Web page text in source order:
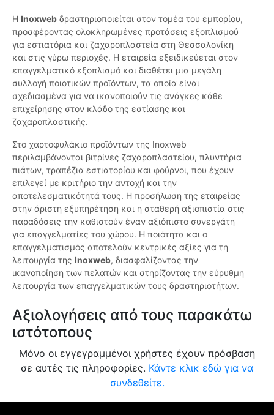
Η Inoxweb δραστηριοποιείται στον τομέα του εμπορίου,
προσφέροντας ολοκληρωμένες προτάσεις εξοπλισμού
για εστιατόρια και ζαχαροπλαστεία στη Θεσσαλονίκη
και στις γύρω περιοχές. Η εταιρεία εξειδικεύεται στον
επαγγελματικό εξοπλισμό και διαθέτει μια μεγάλη
συλλογή ποιοτικών προϊόντων, τα οποία είναι
σχεδιασμένα για να ικανοποιούν τις ανάγκες κάθε
επιχείρησης στον κλάδο της εστίασης και
ζαχαροπλαστικής.
Στο χαρτοφυλάκιο προϊόντων της Inoxweb
περιλαμβάνονται βιτρίνες ζαχαροπλαστείου, πλυντήρια
πιάτων, τραπέζια εστιατορίου και φούρνοι, που έχουν
επιλεγεί με κριτήριο την αντοχή και την
αποτελεσματικότητά τους. Η προσήλωση της εταιρείας
στην άριστη εξυπηρέτηση και η σταθερή αξιοπιστία στις
παραδόσεις την καθιστούν έναν αξιόπιστο συνεργάτη
για επαγγελματίες του χώρου. Η ποιότητα και ο
επαγγελματισμός αποτελούν κεντρικές αξίες για τη
λειτουργία της Inoxweb, διασφαλίζοντας την
ικανοποίηση των πελατών και στηρίζοντας την εύρυθμη
λειτουργία των επαγγελματικών τους δραστηριοτήτων.
Αξιολογήσεις από τους παρακάτω
ιστότοπους
Μόνο οι εγγεγραμμένοι χρήστες έχουν πρόσβαση
σε αυτές τις πληροφορίες. Κάντε κλικ εδώ για να
συνδεθείτε.